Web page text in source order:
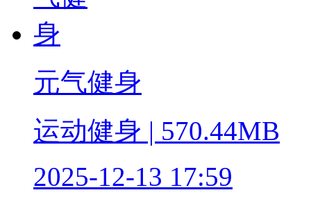
元气健身
运动健身 | 570.44MB
2025-12-13 17:59